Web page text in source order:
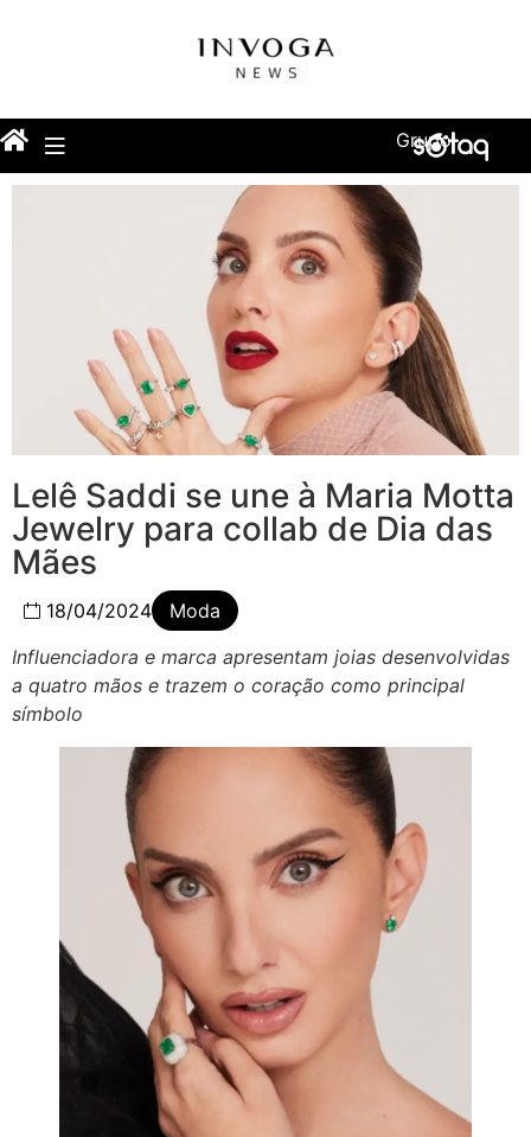
Grupo
Lelê Saddi se une à Maria Motta
Jewelry para collab de Dia das
Mães
18/04/2024
Moda
Influenciadora e marca apresentam joias desenvolvidas
a quatro mãos e trazem o coração como principal
símbolo